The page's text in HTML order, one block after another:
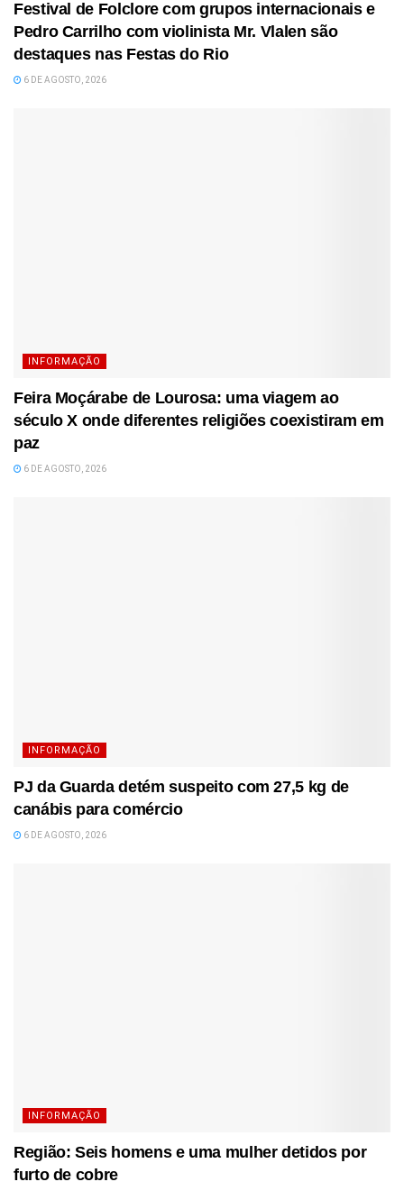
Festival de Folclore com grupos internacionais e
Pedro Carrilho com violinista Mr. Vlalen são
destaques nas Festas do Rio
6 DE AGOSTO, 2026
INFORMAÇÃO
Feira Moçárabe de Lourosa: uma viagem ao
século X onde diferentes religiões coexistiram em
paz
6 DE AGOSTO, 2026
INFORMAÇÃO
PJ da Guarda detém suspeito com 27,5 kg de
canábis para comércio
6 DE AGOSTO, 2026
INFORMAÇÃO
Região: Seis homens e uma mulher detidos por
furto de cobre